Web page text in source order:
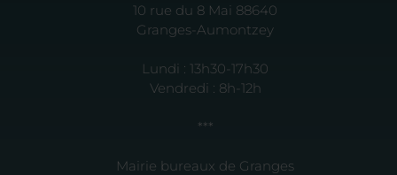
10 rue du 8 Mai 88640
Granges-Aumontzey
Lundi : 13h30-17h30
Vendredi : 8h-12h
***
Mairie bureaux de Granges